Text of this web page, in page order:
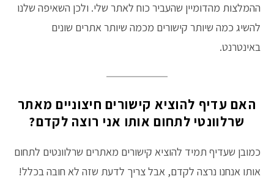
ההמלצות מהדומיין שהעביר כוח לאתר שלי. ולכן השאיפה שלנו
להשיג כמה שיותר קישורים מכמה שיותר אתרים שונים
באינטרנט.
האם עדיף להוציא קישורים חיצוניים מאתר
שרלוונטי לתחום אותו אני רוצה לקדם?
כמובן שעדיף תמיד להוציא קישורים מאתרים שרלוונטים לתחום
אותו אנחנו נרצה לקדם, אבל צריך לדעת שזה לא חובה בכלל!